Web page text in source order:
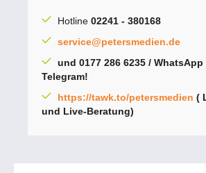
Hotline 02241 - 380168
service@petersmedien.de
und 0177 286 6235 / WhatsApp
Telegram!
https://tawk.to/petersmedien (
und Live-Beratung)